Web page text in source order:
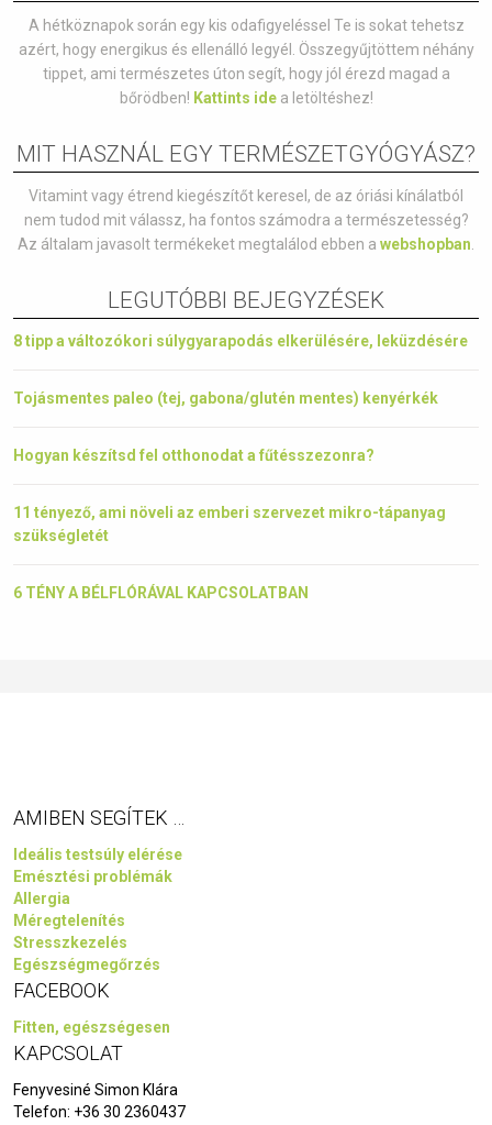
A hétköznapok során egy kis odafigyeléssel Te is sokat tehetsz
azért, hogy energikus és ellenálló legyél. Összegyűjtöttem néhány
tippet, ami természetes úton segít, hogy jól érezd magad a
bőrödben! Kattints idea letöltéshez!
MIT HASZNÁL EGY TERMÉSZETGYÓGYÁSZ?
Vitamint vagy étrend kiegészítőt keresel, de az óriási kínálatból
nem tudod mit válassz, ha fontos számodra a természetesség?
Az általam javasolt termékeket megtalálod ebben a webshopban
LEGUTÓBBI BEJEGYZÉSEK
8 tipp a változókori súlygyarapodás elkerülésére, leküzdésére
Tojásmentes paleo (tej, gabona/glutén mentes) kenyérkék
Hogyan készítsd fel otthonodat a fűtésszezonra?
11 tényező, ami növeli az emberi szervezet mikro-tápanyag
szükségletét
6 TÉNY A BÉLFLÓRÁVAL KAPCSOLATBAN
AMIBEN SEGÍTEK …
Ideális testsúly elérése
Emésztési problémák
Allergia
Méregtelenítés
Stresszkezelés
Egészségmegőrzés
FACEBOOK
Fitten, egészségesen
KAPCSOLAT
Fenyvesiné Simon Klára
Telefon: +36 30 2360437